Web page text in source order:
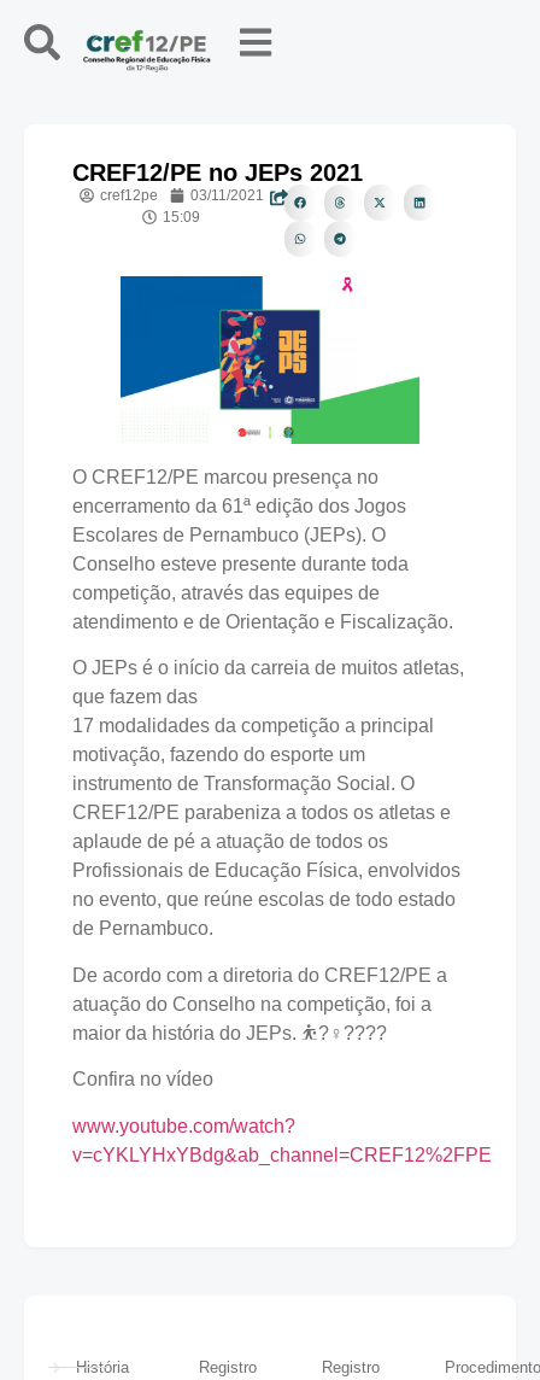
CREF12/PE no JEPs 2021
cref12pe
03/11/2021
15:09
O CREF12/PE marcou presença no
encerramento da 61ª edição dos Jogos
Escolares de Pernambuco (JEPs). O
Conselho esteve presente durante toda
competição, através das equipes de
atendimento e de Orientação e Fiscalização.
O JEPs é o início da carreia de muitos atletas,
que fazem das
17 modalidades da competição a principal
motivação, fazendo do esporte um
instrumento de Transformação Social. O
CREF12/PE parabeniza a todos os atletas e
aplaude de pé a atuação de todos os
Profissionais de Educação Física, envolvidos
no evento, que reúne escolas de todo estado
de Pernambuco.
De acordo com a diretoria do CREF12/PE a
atuação do Conselho na competição, foi a
maior da história do JEPs. ⛹?‍♀️????
Confira no vídeo
www.youtube.com/watch?
v=cYKLYHxYBdg&ab_channel=CREF12%2FPE
História
Registro
Registro